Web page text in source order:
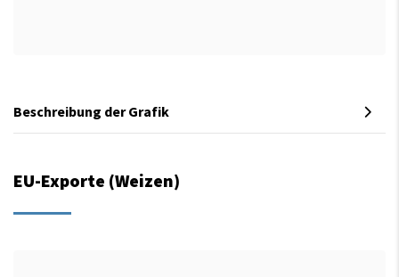
Beschreibung der Grafik
EU-Exporte (Weizen)